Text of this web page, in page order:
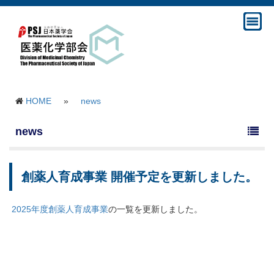
HOME » news
news
創薬人育成事業 開催予定を更新しました。
2025年度創薬人育成事業の一覧を更新しました。